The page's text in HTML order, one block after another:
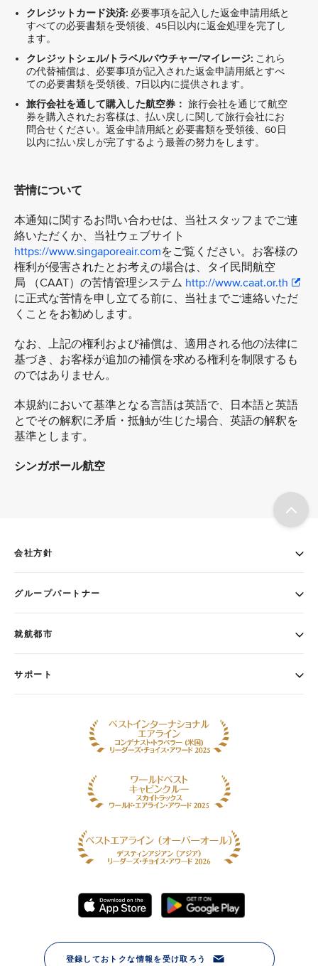
クレジットカード決済: 必要事項を記入した返金申請用紙と
すべての必要書類を受領後、45日以内に返金処理を完了し
ます。
クレジットシェル/トラベルバウチャー/マイレージ: これら
の代替補償は、必要事項が記入された返金申請用紙とすべ
ての必要書類を受領後、7日以内に提供されます。
旅行会社を通して購入した航空券： 旅行会社を通じて航空
券を購入されたお客様は、払い戻しに関して旅行会社にお
問合せください。返金申請用紙と必要書類を受領後、60日
以内に払い戻しが完了するよう最善の努力をします。
苦情について
本通知に関するお問い合わせは、当社スタッフまでご連
絡いただくか、当社ウェブサイト
https://www.singaporeair.comをご覧ください。お客様の
権利が侵害されたとお考えの場合は、タイ民間航空
局 （CAAT）の苦情管理システム http://www.caat.or.th
に正式な苦情を申し立てる前に、当社までご連絡いただ
くことをお勧めします。
なお、上記の権利および補償は、適用される他の法律に
基づき、お客様が追加の補償を求める権利を制限するも
のではありません。
本規約において基準となる言語は英語で、日本語と英語
とでその解釈に矛盾・抵触が生じた場合、英語の解釈を
基準とします。
シンガポール航空